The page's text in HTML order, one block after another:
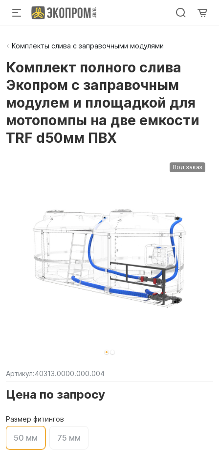
Комплекты слива с заправочными модулями
Комплект полного слива
Экопром с заправочным
модулем и площадкой для
мотопомпы на две емкости
TRF d50мм ПВХ
Под заказ
Артикул:40313.0000.000.004
Цена по запросу
Размер фитингов
50 мм 75 мм